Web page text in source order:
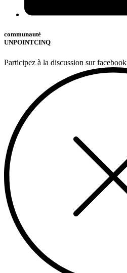
communauté
UNPOINTCINQ
Participez à la discussion sur facebook